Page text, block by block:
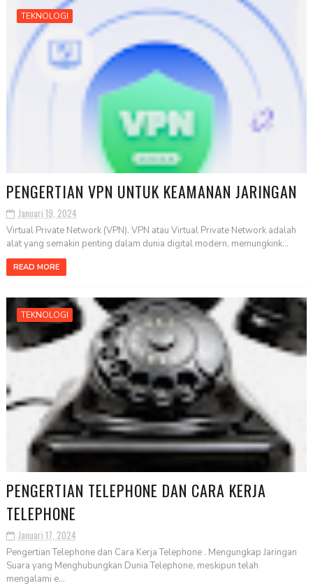
TEKNOLOGI
PENGERTIAN VPN UNTUK KEAMANAN JARINGAN
Januari 19, 2024
Virtual Private Network (VPN). VPN atau Virtual Private Network adalah
alat yang semakin penting dalam dunia digital modern, memungkink...
READ MORE
TEKNOLOGI
PENGERTIAN TELEPHONE DAN CARA KERJA
TELEPHONE
Januari 17, 2024
Pengertian Telephone dan Cara Kerja Telephone . Mengungkap Jaringan
Suara yang Menghubungkan Dunia Telephone, meskipun telah
mengalami e...